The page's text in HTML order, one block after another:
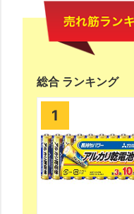
総合 ランキング